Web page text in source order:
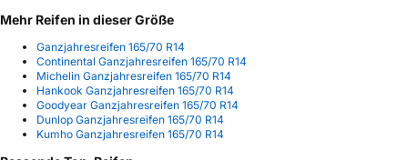
Mehr Reifen in dieser Größe
Ganzjahresreifen 165/70 R14
Continental Ganzjahresreifen 165/70 R14
Michelin Ganzjahresreifen 165/70 R14
Hankook Ganzjahresreifen 165/70 R14
Goodyear Ganzjahresreifen 165/70 R14
Dunlop Ganzjahresreifen 165/70 R14
Kumho Ganzjahresreifen 165/70 R14